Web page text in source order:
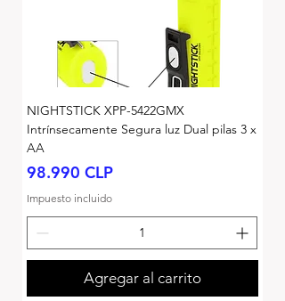
NIGHTSTICK XPP-5422GMX
Intrínsecamente Segura luz Dual pilas 3 x
AA
Precio
98.990 CLP
Impuesto incluido
Agregar al carrito